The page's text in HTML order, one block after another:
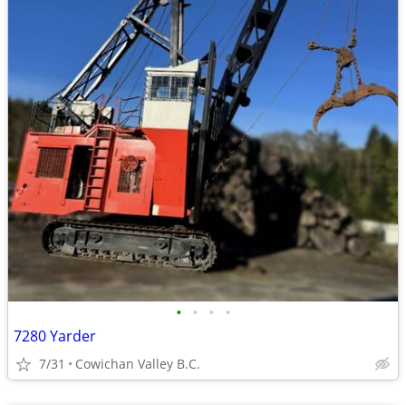
• • • •
7280 Yarder
7/31 Cowichan Valley B.C.